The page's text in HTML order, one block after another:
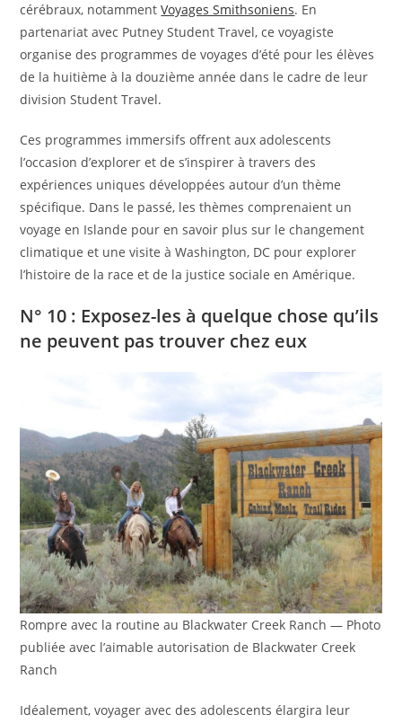
cérébraux, notammentVoyages Smithsoniens. En
partenariat avec Putney Student Travel, ce voyagiste
organise des programmes de voyages d’été pour les élèves
de la huitième à la douzième année dans le cadre de leur
division Student Travel.
Ces programmes immersifs offrent aux adolescents
l’occasion d’explorer et de s’inspirer à travers des
expériences uniques développées autour d’un thème
spécifique. Dans le passé, les thèmes comprenaient un
voyage en Islande pour en savoir plus sur le changement
climatique et une visite à Washington, DC pour explorer
l’histoire de la race et de la justice sociale en Amérique.
N° 10 : Exposez-les à quelque chose qu’ils
ne peuvent pas trouver chez eux
Rompre avec la routine au Blackwater Creek Ranch — Photo
publiée avec l’aimable autorisation de Blackwater Creek
Ranch
Idéalement, voyager avec des adolescents élargira leur